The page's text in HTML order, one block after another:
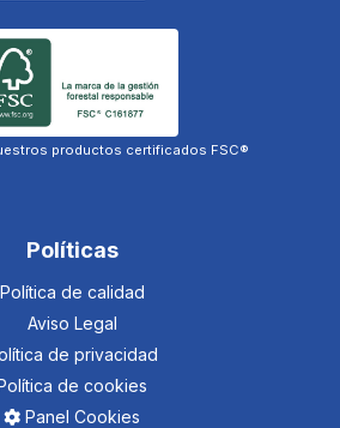
productos certificados FSC®
Políticas
Política de calidad
Aviso Legal
de privacidad
de cookies
Panel Cookies